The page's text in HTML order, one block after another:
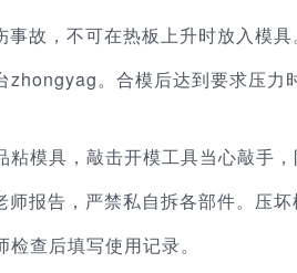
故，不可在热板上升时放入模具。
。合模后达到要求压力
模具，敲击开模工具当心敲手，
报告，严禁私自拆各部件。压坏
查后填写使用记录。